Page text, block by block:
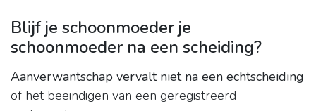
Blijf je schoonmoeder je
schoonmoeder na een scheiding?
Aanverwantschap vervalt niet na een echtscheiding
of het beëindigen van een geregistreerd